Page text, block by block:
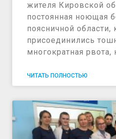
жителя Кировской
постоянная ноющая
поясничной области,
присоединились
многократная рвота,
ЧИТАТЬ ПОЛНОСТЬЮ